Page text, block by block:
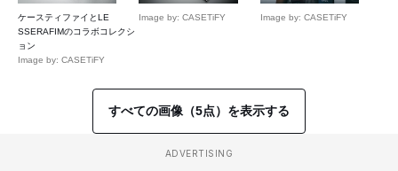
ケースティファイとLE
SSERAFIMのコラボコレクシ
ョン
Image by: CASETiFY
Image by: CASETiFY Image by: CASETiFY
すべての画像（5点）を表示する
ADVERTISING